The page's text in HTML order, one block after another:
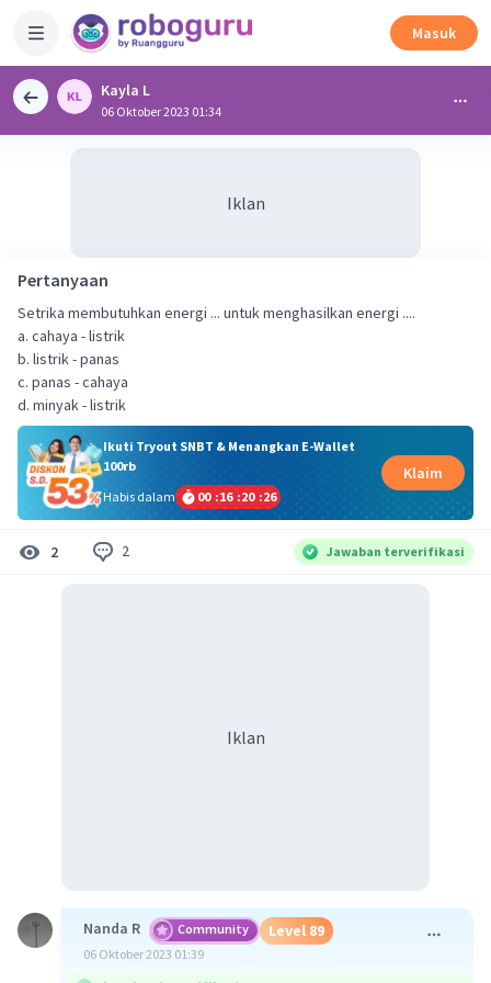
Masuk
Kayla L
06 Oktober 2023 01:34
Iklan
Pertanyaan
Setrika membutuhkan energi ... untuk menghasilkan energi ....
a. cahaya - listrik
b. listrik - panas
c. panas - cahaya
d. minyak - listrik
Ikuti Tryout SNBT & Menangkan E-Wallet
100rb
Habis dalam
00 :16 :20 :26
Klaim
2 2 Jawaban terverifikasi
Iklan
Nanda R Community Level 89
06 Oktober 2023 01:39